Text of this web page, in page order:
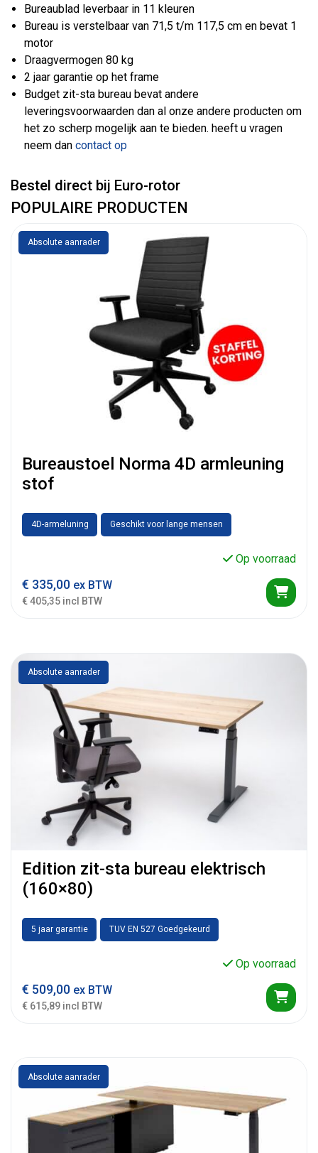
Bureaublad leverbaar in 11 kleuren
Bureau is verstelbaar van 71,5 t/m 117,5 cm en bevat 1
motor
Draagvermogen 80 kg
2 jaar garantie op het frame
Budget zit-sta bureau bevat andere
leveringsvoorwaarden dan al onze andere producten om
het zo scherp mogelijk aan te bieden. heeft u vragen
neem dancontact op
Bestel direct bij Euro-rotor
POPULAIRE PRODUCTEN
Absolute aanrader
Bureaustoel Norma 4D armleuning
stof
4D-armeluning Geschikt voor lange mensen
Op voorraad
€ 335,00 ex BTW
€ 405,35 incl BTW
Absolute aanrader
Edition zit-sta bureau elektrisch
(160×80)
5 jaar garantie TUV EN 527 Goedgekeurd
Op voorraad
€ 509,00 ex BTW
€ 615,89 incl BTW
Absolute aanrader